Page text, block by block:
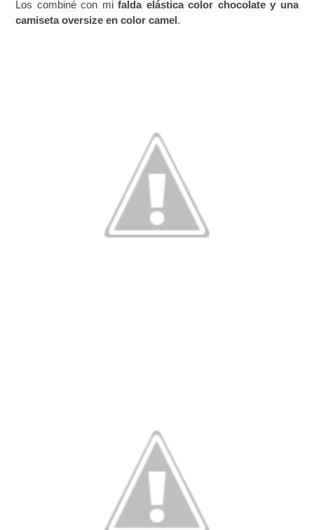
Los combiné con mifalda elástica color chocolate y una
camiseta oversize en color camel.